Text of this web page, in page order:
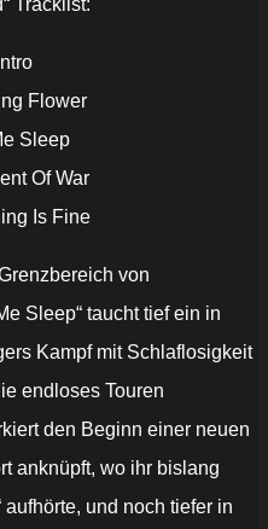
Tracklist:
Flower
Sleep
Of War
Is Fine
von
Sleep“ taucht tief ein in
Kampf mit Schlaflosigkeit
endloses Touren
den Beginn einer neuen
anknüpft, wo ihr bislang
aufhörte, und noch tiefer in